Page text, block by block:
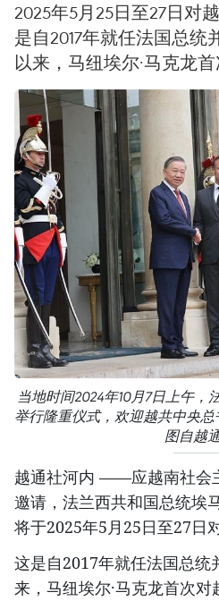
2025年5月25日至27日对
是自2017年就任法国总统
以来，马纽埃尔·马克龙
当地时间2024年10月7日上午，
举行隆重仪式，欢迎越共中央总
图自越
越通社河内 ——应越南社会
邀请，法兰西共和国总统埃
将于2025年5月25日至27日
这是自2017年就任法国总统
来，马纽埃尔·马克龙首次